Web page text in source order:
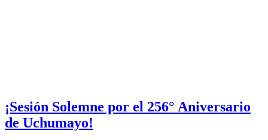
¡Sesión Solemne por el 256° Aniversario
de Uchumayo!